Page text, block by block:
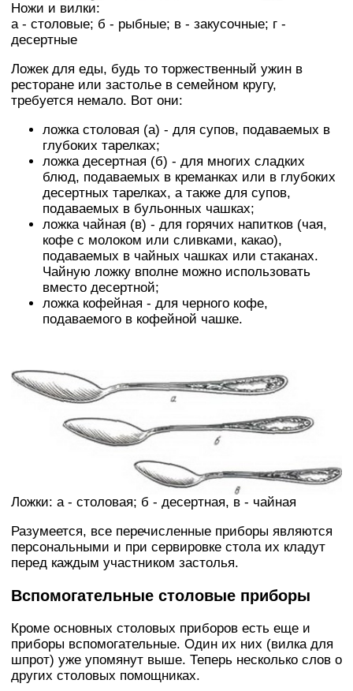
Ножи и вилки:
а - столовые; б - рыбные; в - закусочные; г -
десертные
Ложек для еды, будь то торжественный ужин в
ресторане или застолье в семейном кругу,
требуется немало. Вот они:
ложка столовая (а) - для супов, подаваемых в
глубоких тарелках;
ложка десертная (б) - для многих сладких
блюд, подаваемых в креманках или в глубоких
десертных тарелках, а также для супов,
подаваемых в бульонных чашках;
ложка чайная (в) - для горячих напитков (чая,
кофе с молоком или сливками, какао),
подаваемых в чайных чашках или стаканах.
Чайную ложку вполне можно использовать
вместо десертной;
ложка кофейная - для черного кофе,
подаваемого в кофейной чашке.
Ложки: а - столовая; б - десертная, в - чайная
Разумеется, все перечисленные приборы являются
персональными и при сервировке стола их кладут
перед каждым участником застолья.
Вспомогательные столовые приборы
Кроме основных столовых приборов есть еще и
приборы вспомогательные. Один их них (вилка для
шпрот) уже упомянут выше. Теперь несколько слов о
других столовых помощниках.